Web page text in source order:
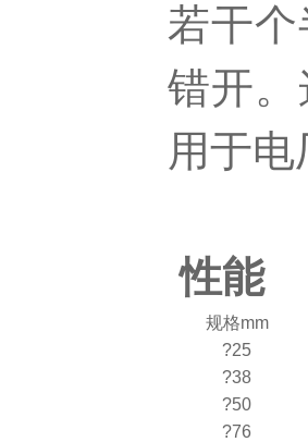
若干
错开
用于
性能
规格mm
?25
?38
?50
?76